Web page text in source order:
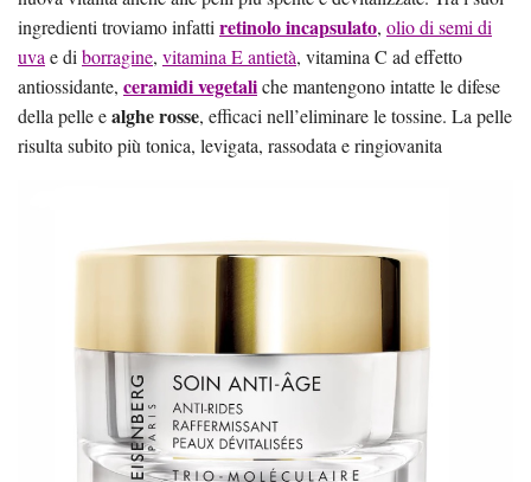
ingredienti troviamo infatti retinolo incapsulato, olio di semi di
uva e di borragine, vitamina E antietà, vitamina C ad effetto
antiossidante, ceramidi vegetaliche mantengono intatte le difese
della pelle ealghe rosse, efficaci nell’eliminare le tossine. La pelle
risulta subito più tonica, levigata, rassodata e ringiovanita